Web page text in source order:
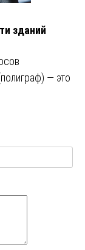
зданий
— это